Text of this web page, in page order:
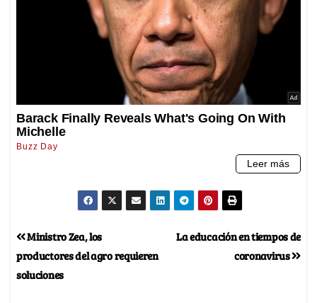
La educación en tiempos de
coronavirus
Ministro Zea, los
productores del agro requieren
soluciones